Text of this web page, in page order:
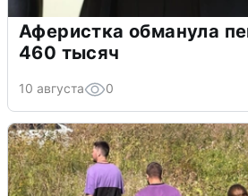
Аферистка обманула
460 тысяч
10 августа 0